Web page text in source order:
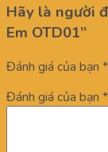
Hãy là người
Em OTD01”
Đánh giá của bạn *
Đánh giá của bạn *